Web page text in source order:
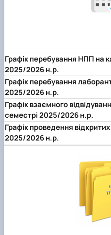
Звіт про
Звіт про
Графік перебування НПП на
2025/2026 н.р.
Графік перебування
2025/2026 н.р.
Графік взаємного
семестрі 2025/2026 н.р.
Графік проведення
2025/2026 н.р.